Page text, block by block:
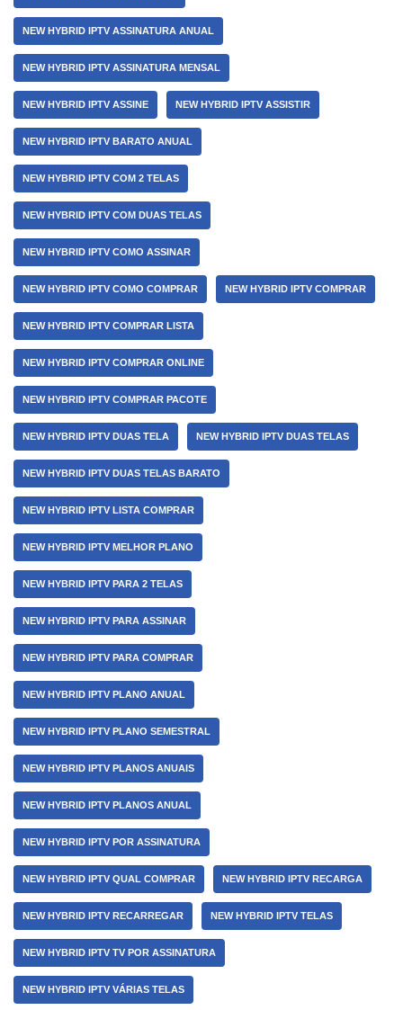
NEW HYBRID IPTV ASSINATURA ANUAL
NEW HYBRID IPTV ASSINATURA MENSAL
NEW HYBRID IPTV ASSINE NEW HYBRID IPTV ASSISTIR
NEW HYBRID IPTV BARATO ANUAL
NEW HYBRID IPTV COM 2 TELAS
NEW HYBRID IPTV COM DUAS TELAS
NEW HYBRID IPTV COMO ASSINAR
NEW HYBRID IPTV COMO COMPRAR NEW HYBRID IPTV COMPRAR
NEW HYBRID IPTV COMPRAR LISTA
NEW HYBRID IPTV COMPRAR ONLINE
NEW HYBRID IPTV COMPRAR PACOTE
NEW HYBRID IPTV DUAS TELA NEW HYBRID IPTV DUAS TELAS
NEW HYBRID IPTV DUAS TELAS BARATO
NEW HYBRID IPTV LISTA COMPRAR
NEW HYBRID IPTV MELHOR PLANO
NEW HYBRID IPTV PARA 2 TELAS
NEW HYBRID IPTV PARA ASSINAR
NEW HYBRID IPTV PARA COMPRAR
NEW HYBRID IPTV PLANO ANUAL
NEW HYBRID IPTV PLANO SEMESTRAL
NEW HYBRID IPTV PLANOS ANUAIS
NEW HYBRID IPTV PLANOS ANUAL
NEW HYBRID IPTV POR ASSINATURA
NEW HYBRID IPTV QUAL COMPRAR NEW HYBRID IPTV RECARGA
NEW HYBRID IPTV RECARREGAR NEW HYBRID IPTV TELAS
NEW HYBRID IPTV TV POR ASSINATURA
NEW HYBRID IPTV VÁRIAS TELAS